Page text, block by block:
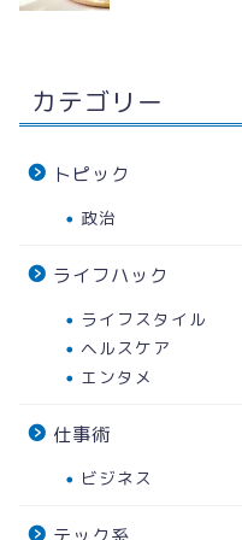
カテゴリー
トピック
政治
ライフハック
ライフスタイル
ヘルスケア
エンタメ
仕事術
ビジネス